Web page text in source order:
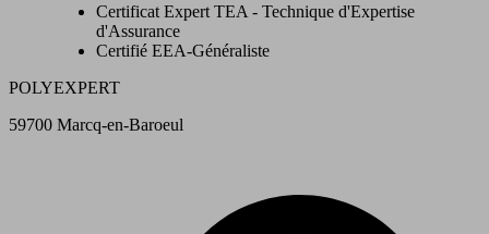
Certificat Expert TEA - Technique d'Expertise
d'Assurance
Certifié EEA-Généraliste
POLYEXPERT
59700 Marcq-en-Baroeul